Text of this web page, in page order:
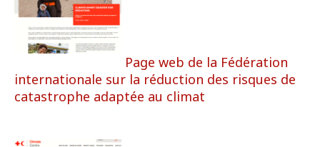
Page web de la Fédération
internationale sur la réduction des risques de
catastrophe adaptée au climat